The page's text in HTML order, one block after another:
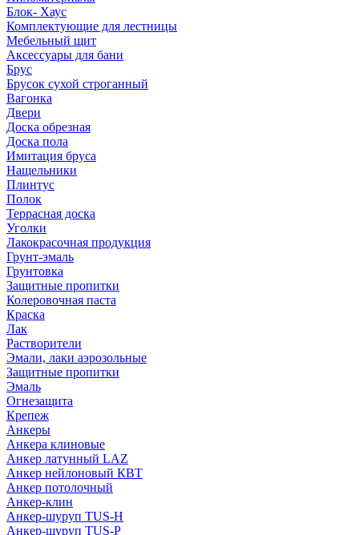
Блок- Хаус
Комплектующие для лестницы
Мебельный щит
Аксессуары для бани
Брус
Брусок сухой строганный
Вагонка
Двери
Доска обрезная
Доска пола
Имитация бруса
Нащельники
Плинтус
Полок
Террасная доска
Уголки
Лакокрасочная продукция
Грунт-эмаль
Грунтовка
Защитные пропитки
Колеровочная паста
Краска
Лак
Растворители
Эмали, лаки аэрозольные
Защитные пропитки
Эмаль
Огнезащита
Крепеж
Анкеры
Анкера клиновые
Анкер латунный LAZ
Анкер нейлоновый КВТ
Анкер потолочный
Анкер-клин
Анкер-шуруп TUS-H
Анкер-шуруп TUS-P